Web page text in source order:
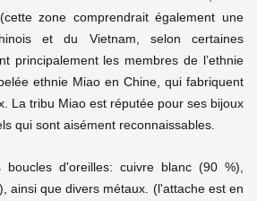
zone comprendrait également une
et du Vietnam, selon certaines
principalement les membres de l’ethnie
ethnie Miao en Chine, qui fabriquent
La tribu Miao est réputée pour ses bijoux
qui sont aisément reconnaissables.
d'oreilles: cuivre blanc (90 %),
ainsi que divers métaux. (l'attache est en